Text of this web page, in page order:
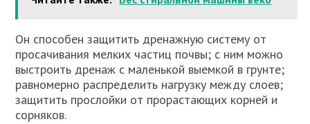
Он способен защитить дренажную систему от
просачивания мелких частиц почвы; с ним можно
выстроить дренаж с маленькой выемкой в грунте;
равномерно распределить нагрузку между слоев;
защитить прослойки от прорастающих корней и
сорняков.